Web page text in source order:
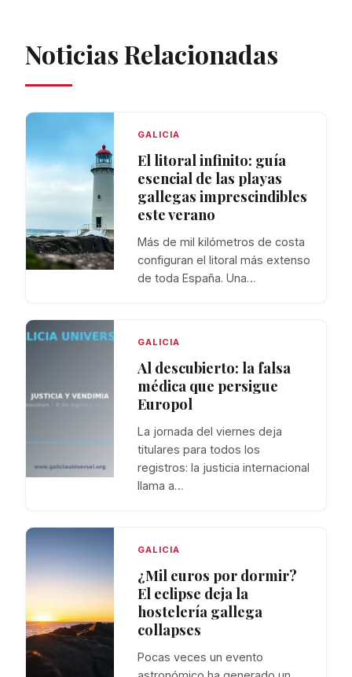
Noticias Relacionadas
GALICIA
El litoral infinito: guía
esencial de las playas
gallegas imprescindibles
este verano
Más de mil kilómetros de costa
configuran el litoral más extenso
de toda España. Una…
GALICIA
Al descubierto: la falsa
médica que persigue
Europol
La jornada del viernes deja
titulares para todos los
registros: la justicia internacional
llama a…
GALICIA
¿Mil euros por dormir?
El eclipse deja la
hostelería gallega
collapses
Pocas veces un evento